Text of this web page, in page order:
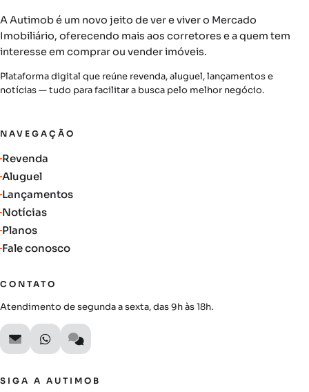
A Autimob é um novo jeito de ver e viver o Mercado
Imobiliário, oferecendo mais aos corretores e a quem tem
interesse em comprar ou vender imóveis.
Plataforma digital que reúne revenda, aluguel, lançamentos e
notícias — tudo para facilitar a busca pelo melhor negócio.
NAVEGAÇÃO
Revenda
Aluguel
Lançamentos
Notícias
Planos
Fale conosco
CONTATO
Atendimento de segunda a sexta, das 9h às 18h.
SIGA A AUTIMOB